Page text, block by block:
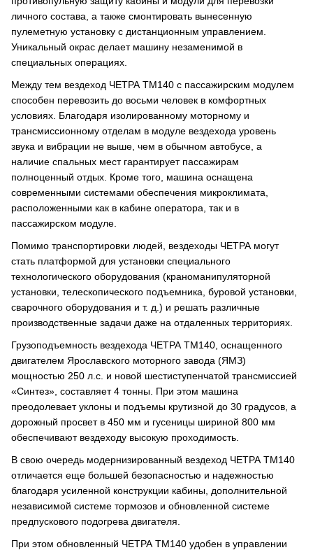
личного состава, а также смонтировать вынесенную
пулеметную установку с дистанционным управлением.
Уникальный окрас делает машину незаменимой в
специальных операциях.
Между тем вездеход ЧЕТРА ТМ140 с пассажирским модулем
способен перевозить до восьми человек в комфортных
условиях. Благодаря изолированному моторному и
трансмиссионному отделам в модуле вездехода уровень
звука и вибрации не выше, чем в обычном автобусе, а
наличие спальных мест гарантирует пассажирам
полноценный отдых. Кроме того, машина оснащена
современными системами обеспечения микроклимата,
расположенными как в кабине оператора, так и в
пассажирском модуле.
Помимо транспортировки людей, вездеходы ЧЕТРА могут
стать платформой для установки специального
технологического оборудования (краноманипуляторной
установки, телескопического подъемника, буровой установки,
сварочного оборудования и т. д.) и решать различные
производственные задачи даже на отдаленных территориях.
Грузоподъемность вездехода ЧЕТРА ТМ140, оснащенного
двигателем Ярославского моторного завода (ЯМЗ)
мощностью 250 л.с. и новой шестиступенчатой трансмиссией
«Синтез», составляет 4 тонны. При этом машина
преодолевает уклоны и подъемы крутизной до 30 градусов, а
дорожный просвет в 450 мм и гусеницы шириной 800 мм
обеспечивают вездеходу высокую проходимость.
В свою очередь модернизированный вездеход ЧЕТРА ТМ140
отличается еще большей безопасностью и надежностью
благодаря усиленной конструкции кабины, дополнительной
независимой системе тормозов и обновленной системе
предпускового подогрева двигателя.
При этом обновленный ЧЕТРА ТМ140 удобен в управлении